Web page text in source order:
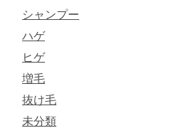
シャンプー
ハゲ
ヒゲ
増毛
抜け毛
未分類